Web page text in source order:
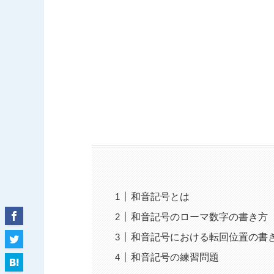
和音記号とは
和音記号のローマ数字の書き方
和音記号における転回位置の書
和音記号の練習問題